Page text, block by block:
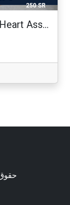
250 SR
BLS(cpr) sunday4:30 pm Saudi Heart Association
©